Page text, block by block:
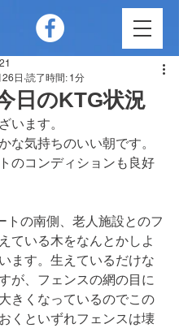
日のKTG状況
日 読了時間: 1分
います。
な気持ちのいい朝です。
のコンディションも良好
トの南側、老人施設とのフ
ている木をなんとかしよ
ます。生えているだけな
が、フェンスの網の目に
きくなっているのでこの
くといずれフェンスは壊